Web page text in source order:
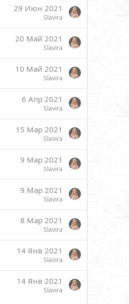
29 Июн 2021
Slavira
20 Май 2021
Slavira
10 Май 2021
Slavira
6 Апр 2021
Slavira
15 Мар 2021
Slavira
9 Мар 2021
Slavira
9 Мар 2021
Slavira
8 Мар 2021
Slavira
14 Янв 2021
Slavira
14 Янв 2021
Slavira